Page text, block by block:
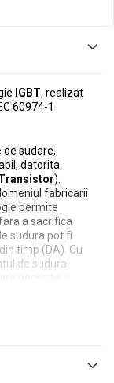
IGBT, realizat
60974-1
sudare,
datorita
).
fabricarii
permite
a sacrifica
sudura pot fi
timp (DA). Cu
de sudura
si fara a apare
referinta o